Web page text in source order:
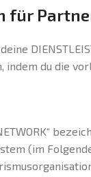
für
indem du die
(im